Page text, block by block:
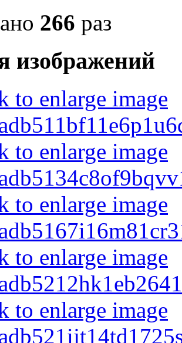
266 раз
изображений